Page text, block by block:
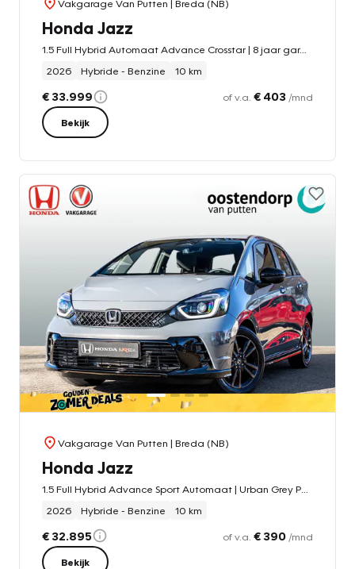
Vakgarage Van Putten | Breda (NB)
Honda Jazz
1.5 Full Hybrid Automaat Advance Crosstar | 8 jaar garantie | Fjord Mist Pearl | Hagelnieuw | Adaptieve cruise | Climate control | Carplay
2026
Hybride - Benzine 10 km
€ 33.999 of v.a. € 403 /mnd
Bekijk
Vakgarage Van Putten | Breda (NB)
Honda Jazz
2026
Hybride - Benzine 10 km
€ 32.895 of v.a. € 390 /mnd
Bekijk